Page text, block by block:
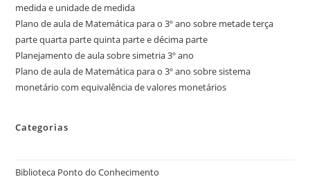
medida e unidade de medida
Plano de aula de Matemática para o 3º ano sobre metade terça
parte quarta parte quinta parte e décima parte
Planejamento de aula sobre simetria 3º ano
Plano de aula de Matemática para o 3º ano sobre sistema
monetário com equivalência de valores monetários
Categorias
Biblioteca Ponto do Conhecimento